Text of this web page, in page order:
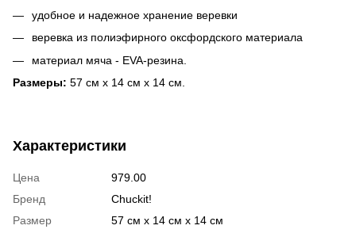
удобное и надежное хранение веревки
веревка из полиэфирного оксфордского материала
материал мяча - EVA-резина.
Размеры: 57 см х 14 см х 14 см.
Характеристики
Цена
979.00
Бренд
Chuckit!
Размер
57 см х 14 см х 14 см